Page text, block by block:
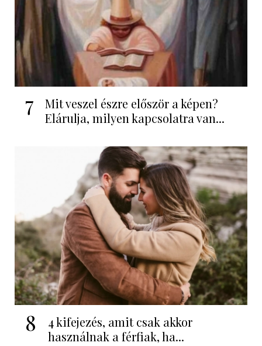
7
Mit veszel észre először a képen?
Elárulja, milyen kapcsolatra van...
8
4 kifejezés, amit csak akkor
használnak a férfiak, ha...